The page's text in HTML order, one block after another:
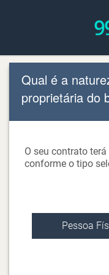
Qual é a
proprietária do
O seu contrato
conforme o tipo
Pessoa